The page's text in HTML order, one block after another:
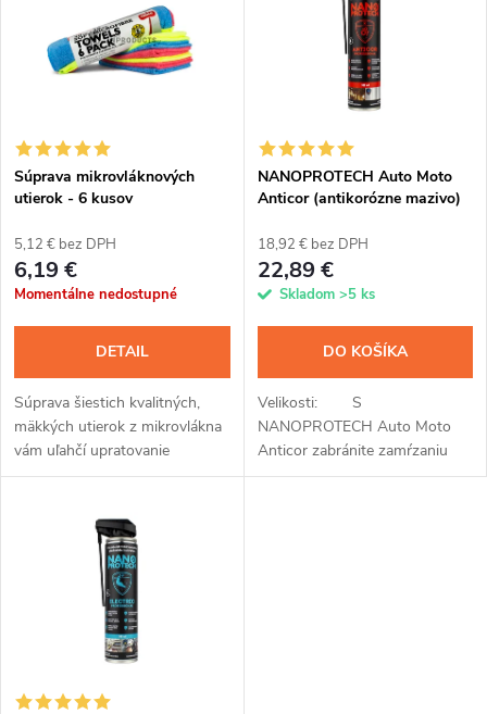
i
e
p
r
d
u
v
s
p
r
o
d
u
k
Súprava mikrovláknových
utierok - 6 kusov
5,12 € bez DPH
6,19 €
Momentálne nedostupné
DETAIL
Súprava šiestich kvalitných,
mäkkých utierok z mikrovlákna
vám uľahčí upratovanie
domácnosti, starostlivosť o
bicykel. Povrch vďaka utierkam
z jemného a...
NANOPROTECH Auto Moto
Anticor (antikorózne mazivo)
18,92 € bez DPH
22,89 €
Skladom >5 ks
DO KOŠÍKA
Velikosti: S
NANOPROTECH Auto Moto
Anticor zabránite zamŕzaniu
zámkov a dverí a na svojom